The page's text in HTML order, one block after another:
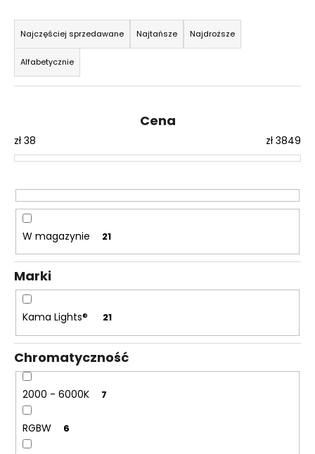
S
o
r
t
o
n
i
p
o
d
u
k
w
Najczęściej sprzedawane Najtańsze Najdroższe
Alfabetycznie
Cena
zł 38 zł 3849
W magazynie 21
Marki
Kama Lights® 21
Chromatyczność
2000 - 6000K 7
RGBW 6